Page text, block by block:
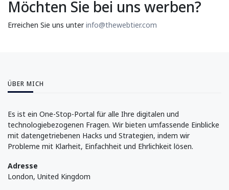
Möchten Sie bei uns werben?
Erreichen Sie uns unterinfo@thewebtier.com
ÜBER MICH
Es ist ein One-Stop-Portal für alle Ihre digitalen und
technologiebezogenen Fragen. Wir bieten umfassende Einblicke
mit datengetriebenen Hacks und Strategien, indem wir
Probleme mit Klarheit, Einfachheit und Ehrlichkeit lösen.
Adresse
London, United Kingdom